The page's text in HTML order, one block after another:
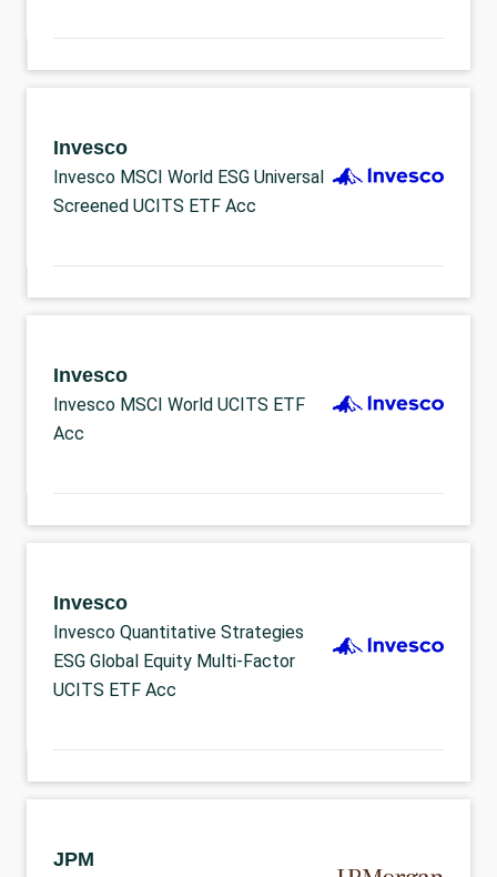
Invesco
Invesco MSCI World ESG Universal
Screened UCITS ETF Acc
Invesco
Invesco MSCI World UCITS ETF
Acc
Invesco
Invesco Quantitative Strategies
ESG Global Equity Multi-Factor
UCITS ETF Acc
JPM